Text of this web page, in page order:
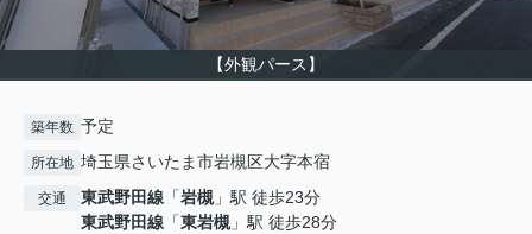
【外観パース】
築年数 予定
所在地 埼玉県さいたま市岩槻区大字本宿
交通 東武野田線 「岩槻 」駅 徒歩23分
東武野田線 「東岩槻 」駅 徒歩28分